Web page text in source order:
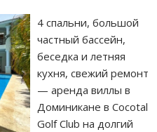
4 спальни, большой
частный бассейн,
беседка и летняя
кухня, свежий ремонт
— аренда виллы в
Доминикане в Cocotal
Golf Club на долгий